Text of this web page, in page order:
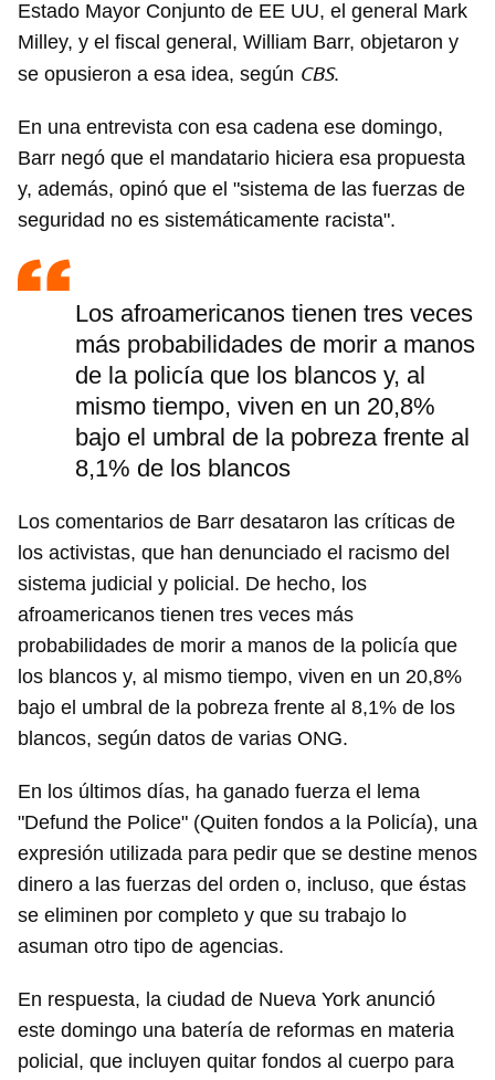
Estado Mayor Conjunto de EE UU, el general Mark
Milley, y el fiscal general, William Barr, objetaron y
se opusieron a esa idea, según CBS.
En una entrevista con esa cadena ese domingo,
Barr negó que el mandatario hiciera esa propuesta
y, además, opinó que el "sistema de las fuerzas de
seguridad no es sistemáticamente racista".
Los afroamericanos tienen tres veces
más probabilidades de morir a manos
de la policía que los blancos y, al
mismo tiempo, viven en un 20,8%
bajo el umbral de la pobreza frente al
8,1% de los blancos
Los comentarios de Barr desataron las críticas de
los activistas, que han denunciado el racismo del
sistema judicial y policial. De hecho, los
afroamericanos tienen tres veces más
probabilidades de morir a manos de la policía que
los blancos y, al mismo tiempo, viven en un 20,8%
bajo el umbral de la pobreza frente al 8,1% de los
blancos, según datos de varias ONG.
En los últimos días, ha ganado fuerza el lema
"Defund the Police" (Quiten fondos a la Policía), una
expresión utilizada para pedir que se destine menos
dinero a las fuerzas del orden o, incluso, que éstas
se eliminen por completo y que su trabajo lo
asuman otro tipo de agencias.
En respuesta, la ciudad de Nueva York anunció
este domingo una batería de reformas en materia
policial, que incluyen quitar fondos al cuerpo para